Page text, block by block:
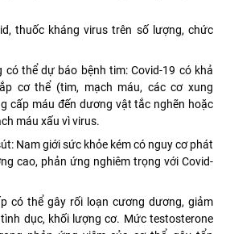
thuốc kháng virus trên số lượng, chức
thể dự báo bệnh tim: Covid-19 có khả
cơ thể (tim, mạch máu, các cơ xung
cấp máu đến dương vật tắc nghẽn hoặc
máu xấu vì virus.
Nam giới sức khỏe kém có nguy cơ phát
cao, phản ứng nghiêm trọng với Covid-
có thể gây rối loạn cương dương, giảm
dục, khối lượng cơ. Mức testosterone